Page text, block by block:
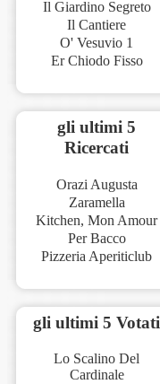
Il Giardino Segreto
Il Cantiere
O' Vesuvio 1
Er Chiodo Fisso
gli ultimi 5
Ricercati
Orazi Augusta
Zaramella
Kitchen, Mon Amour
Per Bacco
Pizzeria Aperiticlub
gli ultimi 5 Votati
Lo Scalino Del
Cardinale